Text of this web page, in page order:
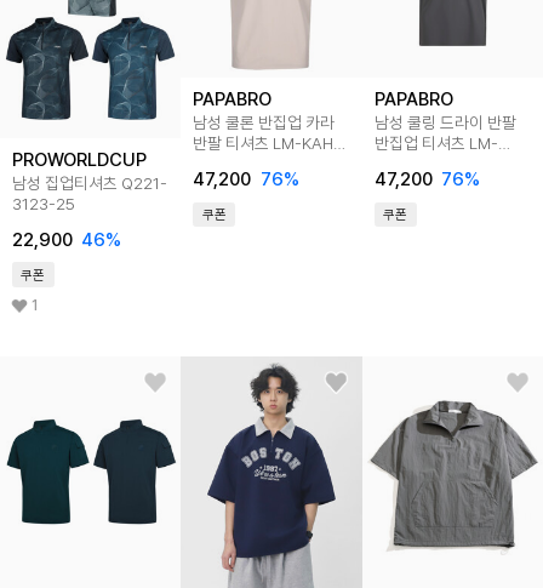
PROWORLDCUP
남성 집업티셔츠 Q221-
3123-25
22,900 46%
쿠폰
1
PAPABRO
남성 쿨론 반집업 카라
반팔 티셔츠 LM-KAH-
47,200 76%
쿠폰
PAPABRO
남성 쿨링 드라이 반팔
반집업 티셔츠 LM-
47,200 76%
쿠폰